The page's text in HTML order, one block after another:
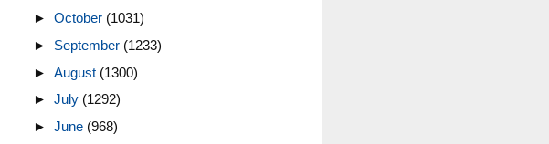
► October (1031)
► September (1233)
► August (1300)
► July (1292)
► June (968)